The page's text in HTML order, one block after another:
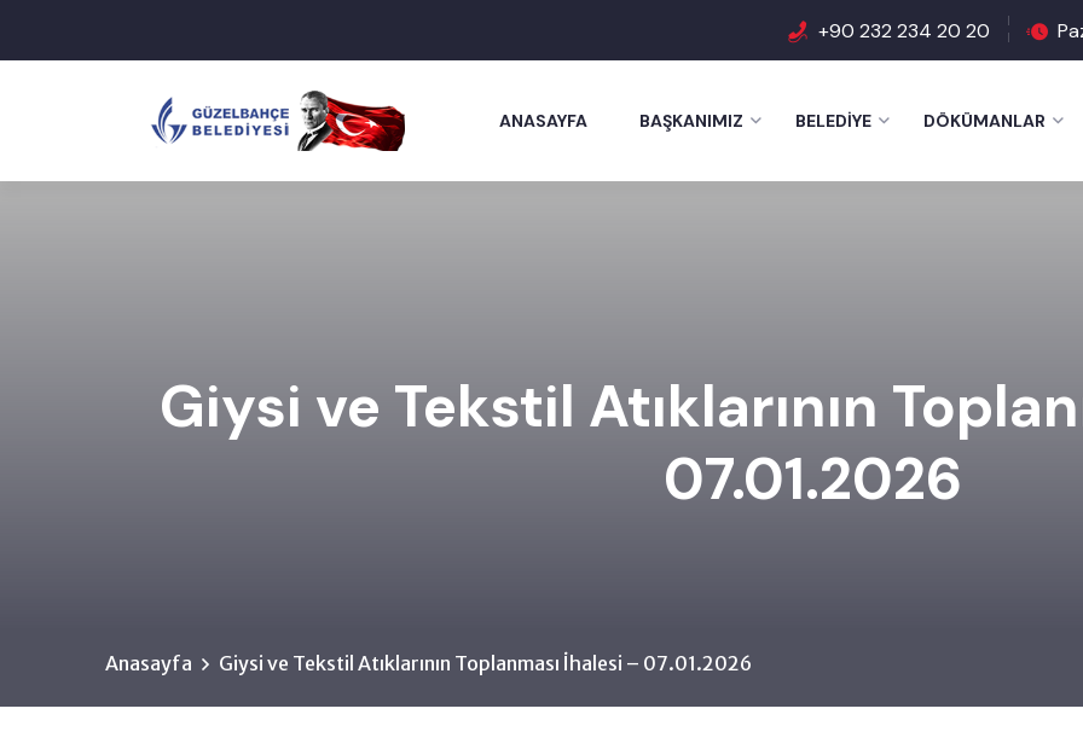
+90 232 234 20 20
ANASAYFA BAŞKANIMIZ BELEDIYE DÖKÜMANLAR
Giysi ve Tekstil Atıklarının
07.01.2026
Anasayfa Giysi ve Tekstil Atıklarının Toplanması İhalesi – 07.01.2026